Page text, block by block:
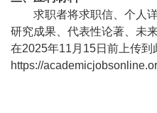
求职者将求职信、个人
研究成果、代表性论著、未
在2025年11 月 15日前上传到
https://